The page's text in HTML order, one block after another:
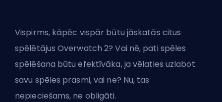
Vispirms, kāpēc vispār būtu jāskatās citus
spēlētājus Overwatch 2? Vai nē, pati spēles
spēlēšana būtu efektīvāka, ja vēlaties uzlabot
savu spēles prasmi, vai ne? Nu, tas
nepieciešams, ne obligāti.